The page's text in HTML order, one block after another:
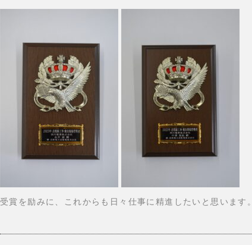
受賞を励みに、これからも日々仕事に精進したいと思います。